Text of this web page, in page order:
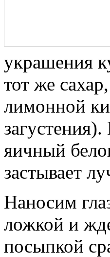
украшения
тот же
лимонной
яичный
застывает
Наносим
ложкой и
посыпкой